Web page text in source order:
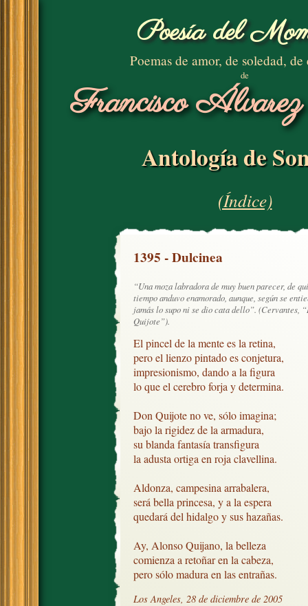
Poesía del
Poemas de amor, de soledad, de
de
Francisco
Antología de
(Índice)
1395 - Dulcinea
“Una moza labradora de muy buen parecer, de
tiempo anduvo enamorado, aunque, según se
jamás lo supo ni se dio cata dello”. (Cervantes,
Quijote”).
El pincel de la mente es la retina,
pero el lienzo pintado es conjetura,
impresionismo, dando a la figura
lo que el cerebro forja y determina.
Don Quijote no ve, sólo imagina;
bajo la rigidez de la armadura,
su blanda fantasía transfigura
la adusta ortiga en roja clavellina.
Aldonza, campesina arrabalera,
será bella princesa, y a la espera
quedará del hidalgo y sus hazañas.
Ay, Alonso Quijano, la belleza
comienza a retoñar en la cabeza,
pero sólo madura en las entrañas.
Los Angeles, 28 de diciembre de 2005